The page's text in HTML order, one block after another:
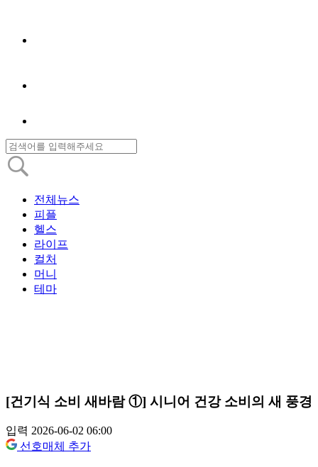
전체뉴스
피플
헬스
라이프
컬처
머니
테마
[건기식 소비 새바람 ①] 시니어 건강 소비의 새 풍경
입력 2026-06-02 06:00
선호매체 추가